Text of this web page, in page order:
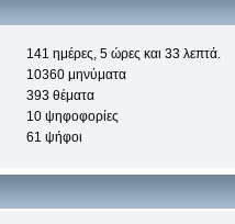
141 ημέρες, 5 ώρες και 33 λεπτά.
10360 μηνύματα
393 θέματα
10 ψηφοφορίες
61 ψήφοι